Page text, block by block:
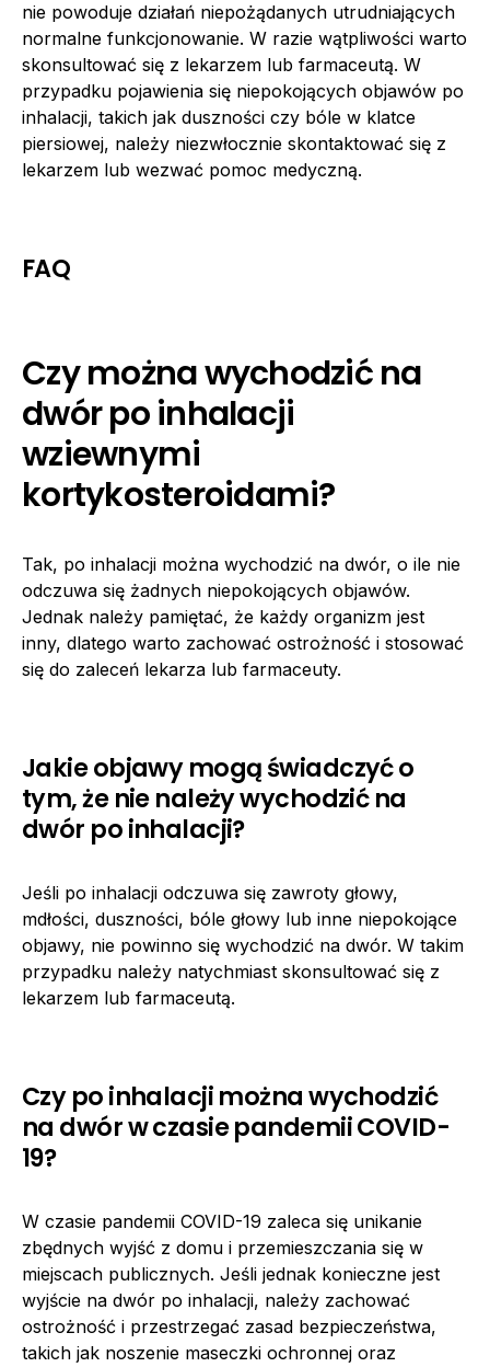
nie powoduje działań niepożądanych utrudniających
normalne funkcjonowanie. W razie wątpliwości warto
skonsultować się z lekarzem lub farmaceutą. W
przypadku pojawienia się niepokojących objawów po
inhalacji, takich jak duszności czy bóle w klatce
piersiowej, należy niezwłocznie skontaktować się z
lekarzem lub wezwać pomoc medyczną.
FAQ
Czy można wychodzić na
dwór po inhalacji
wziewnymi
kortykosteroidami?
Tak, po inhalacji można wychodzić na dwór, o ile nie
odczuwa się żadnych niepokojących objawów.
Jednak należy pamiętać, że każdy organizm jest
inny, dlatego warto zachować ostrożność i stosować
się do zaleceń lekarza lub farmaceuty.
Jakie objawy mogą świadczyć o
tym, że nie należy wychodzić na
dwór po inhalacji?
Jeśli po inhalacji odczuwa się zawroty głowy,
mdłości, duszności, bóle głowy lub inne niepokojące
objawy, nie powinno się wychodzić na dwór. W takim
przypadku należy natychmiast skonsultować się z
lekarzem lub farmaceutą.
Czy po inhalacji można wychodzić
na dwór w czasie pandemii COVID-
19?
W czasie pandemii COVID-19 zaleca się unikanie
zbędnych wyjść z domu i przemieszczania się w
miejscach publicznych. Jeśli jednak konieczne jest
wyjście na dwór po inhalacji, należy zachować
ostrożność i przestrzegać zasad bezpieczeństwa,
takich jak noszenie maseczki ochronnej oraz